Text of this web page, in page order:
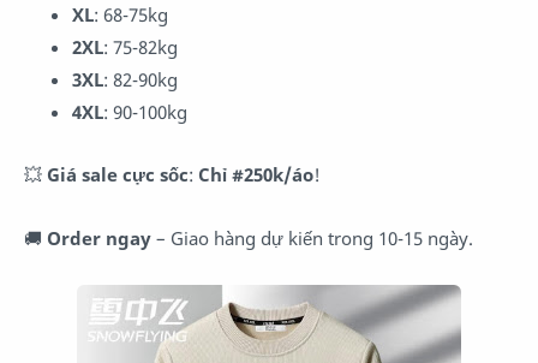
XL: 68-75kg
2XL: 75-82kg
3XL: 82-90kg
4XL: 90-100kg
💥 Giá sale cực sốc: Chỉ #250k/áo!
🚚 Order ngay – Giao hàng dự kiến trong 10-15 ngày.